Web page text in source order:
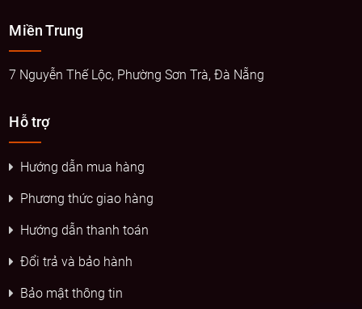
Miền Trung
7 Nguyễn Thế Lộc, Phường Sơn Trà, Đà Nẵng
Hỗ trợ
Hướng dẫn mua hàng
Phương thức giao hàng
Hướng dẫn thanh toán
Đổi trả và bảo hành
Bảo mật thông tin